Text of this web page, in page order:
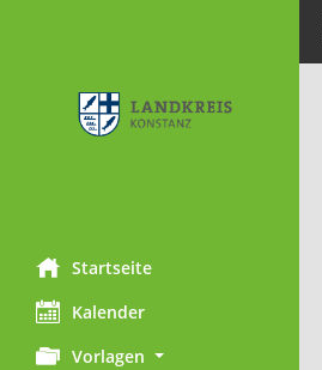
Startseite
Kalender
Vorlagen